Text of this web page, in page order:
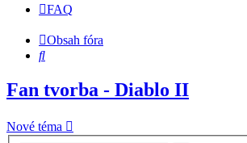
FAQ
Obsah fóra
Hledat
Fan tvorba - Diablo II
Nové téma